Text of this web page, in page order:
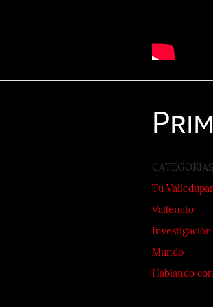
CATEGORIAS
Tu Valledupar
Vallenato
Investigación
Mundo
Hablando